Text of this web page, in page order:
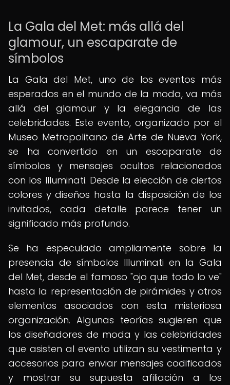
La Gala del Met: más allá del
glamour, un escaparate de
símbolos
La Gala del Met, uno de los eventos más
esperados en el mundo de la moda, va más
allá del glamour y la elegancia de las
celebridades. Este evento, organizado por el
Museo Metropolitano de Arte de Nueva York,
se ha convertido en un escaparate de
símbolos y mensajes ocultos relacionados
con los Illuminati. Desde la elección de ciertos
colores y diseños hasta la disposición de los
invitados, cada detalle parece tener un
significado más profundo.
Se ha especulado ampliamente sobre la
presencia de símbolos Illuminati en la Gala
del Met, desde el famoso "ojo que todo lo ve"
hasta la representación de pirámides y otros
elementos asociados con esta misteriosa
organización. Algunas teorías sugieren que
los diseñadores de moda y las celebridades
que asisten al evento utilizan su vestimenta y
accesorios para enviar mensajes codificados
y mostrar su supuesta afiliación a los